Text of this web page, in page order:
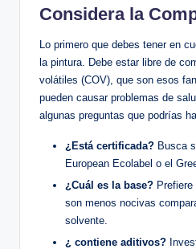
Considera la
Lo primero que debes tener en
la pintura. Debe estar libre de
volátiles (COV), que son esos
pueden causar problemas de
algunas preguntas que podrías
¿Está certificada? Busca
European Ecolabel o el
¿Cuál es la base?
son menos nocivas
solvente.
¿ contiene aditivos?